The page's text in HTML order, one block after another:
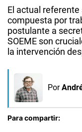
El actual
compuesta por
postulante a
SOEME son
la intervención
Por
Para compartir: